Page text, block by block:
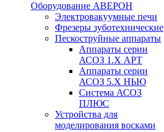
Оборудование АВЕРОН
Электровакуумные печи
Фрезеры зуботехнические
Пескоструйные аппараты
Аппараты серии
АСОЗ 1.Х АРТ
Аппараты серии
АСОЗ 5.Х НЬЮ
Система АСОЗ
ПЛЮС
Устройства для
моделирования восками